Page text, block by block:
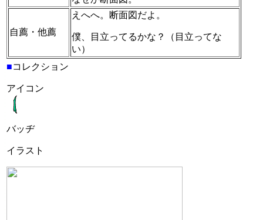
自薦・他薦
えへへ。断面図だよ。
僕、目立ってるかな？（目立ってな
い）
■コレクション
アイコン
バッヂ
イラスト